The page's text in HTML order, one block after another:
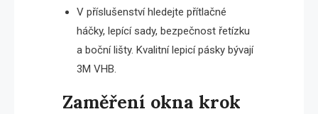
V příslušenství hledejte přítlačné
háčky, lepící sady, bezpečnost řetízku
a boční lišty. Kvalitní lepicí pásky bývají
3M VHB.
Zaměření okna krok